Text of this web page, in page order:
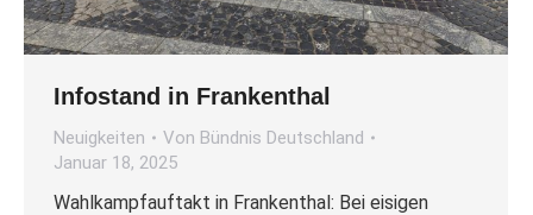
Infostand in Frankenthal
Neuigkeiten Von Bündnis Deutschland
Januar 18, 2025
Wahlkampfauftakt in Frankenthal: Bei eisigen